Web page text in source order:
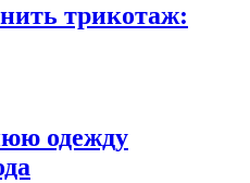
трикотаж:
одежду